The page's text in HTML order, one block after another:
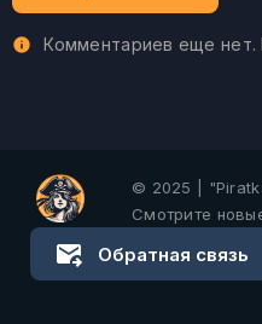
Комментариев еще
© 2025 |
Смотрите
Обратная связь